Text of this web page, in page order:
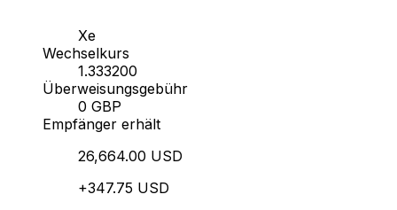
Xe
Wechselkurs
1.333200
Überweisungsgebühr
0 GBP
Empfänger erhält
26,664.00 USD
+347.75 USD